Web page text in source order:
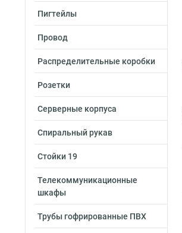
Пигтейлы
Провод
Распределительные коробки
Розетки
Серверные корпуса
Спиральный рукав
Стойки 19
Телекоммуникационные
шкафы
Трубы гофрированные ПВХ